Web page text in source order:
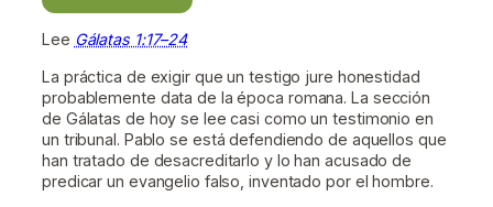
Lee Gálatas 1:17–24
La práctica de exigir que un testigo jure honestidad
probablemente data de la época romana. La sección
de Gálatas de hoy se lee casi como un testimonio en
un tribunal. Pablo se está defendiendo de aquellos que
han tratado de desacreditarlo y lo han acusado de
predicar un evangelio falso, inventado por el hombre.